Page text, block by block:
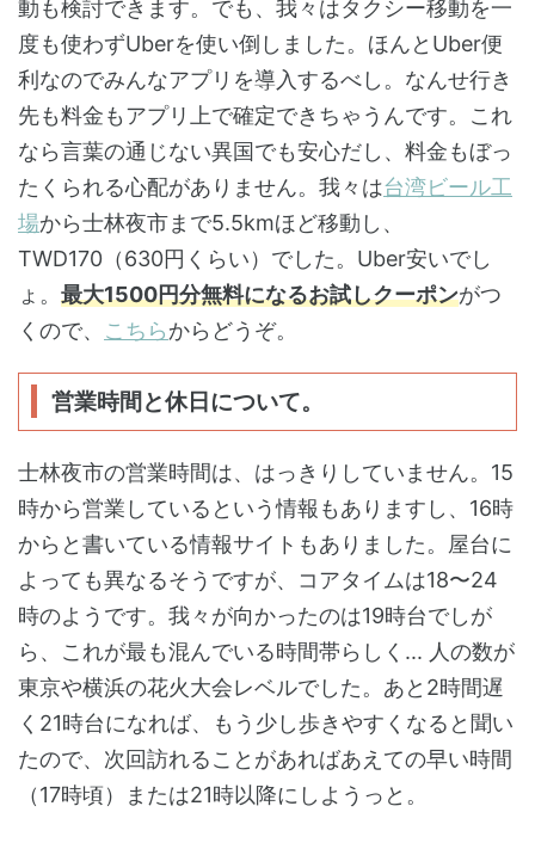
動も検討できます。でも、我々はタクシー移動を一
度も使わずUberを使い倒しました。ほんとUber便
利なのでみんなアプリを導入するべし。なんせ行き
先も料金もアプリ上で確定できちゃうんです。これ
なら言葉の通じない異国でも安心だし、料金もぼっ
たくられる心配がありません。我々は台湾ビール工
場から士林夜市まで5.5kmほど移動し、
TWD170（630円くらい）でした。Uber安いでし
ょ。 最大1500円分無料になるお試しクーポンがつ
くので、 こちらからどうぞ。
営業時間と休日について。
士林夜市の営業時間は、はっきりしていません。15
時から営業しているという情報もありますし、16時
からと書いている情報サイトもありました。屋台に
よっても異なるそうですが、コアタイムは18〜24
時のようです。我々が向かったのは19時台でしが
ら、これが最も混んでいる時間帯らしく... 人の数が
東京や横浜の花火大会レベルでした。あと2時間遅
く21時台になれば、もう少し歩きやすくなると聞い
たので、次回訪れることがあればあえての早い時間
（17時頃）または21時以降にしようっと。